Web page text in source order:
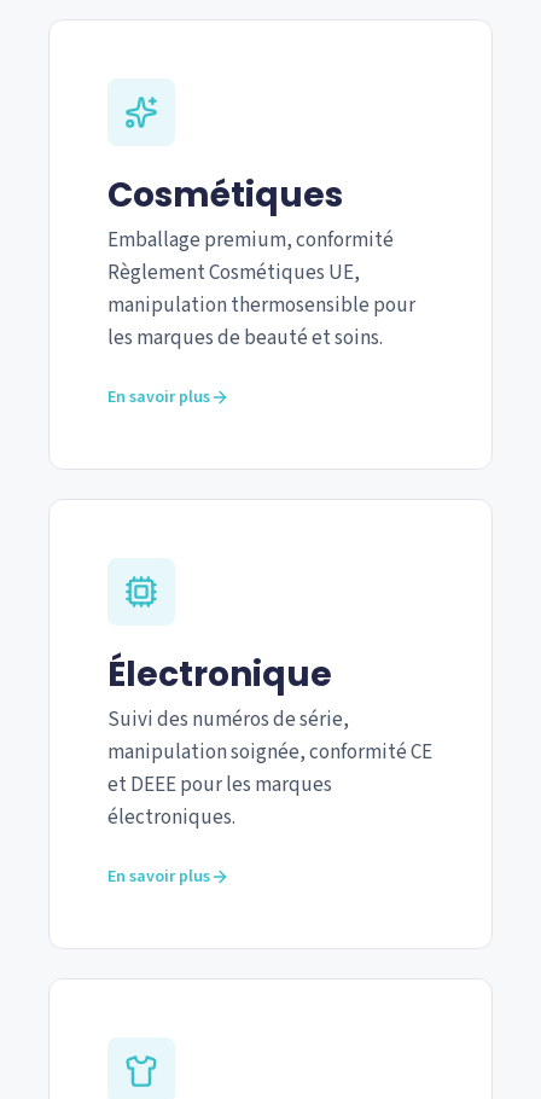
Cosmétiques
Emballage premium, conformité
Règlement Cosmétiques UE,
manipulation thermosensible pour
les marques de beauté et soins.
En savoir plus
Électronique
Suivi des numéros de série,
manipulation soignée, conformité CE
et DEEE pour les marques
électroniques.
En savoir plus